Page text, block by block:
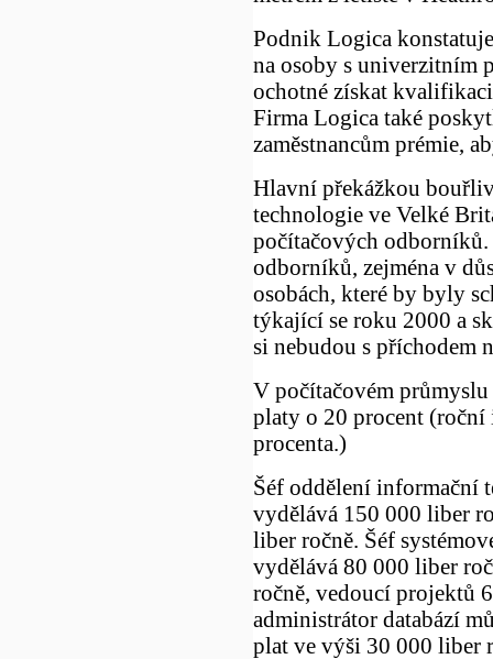
Podnik Logica
na osoby s univerzitním
ochotné získat
Firma Logica také
zaměstnancům prémie,
Hlavní překážkou
technologie ve Velké
počítačových
odborníků, zejména v
osobách, které by byly
týkající se roku 2000 a
si nebudou s příchodem
V počítačovém
platy o 20 procent (roční
procenta.)
Šéf oddělení informační
vydělává 150 000 liber
liber ročně. Šéf
vydělává 80 000 liber
ročně, vedoucí projektů
administrátor databází
plat ve výši 30 000 liber